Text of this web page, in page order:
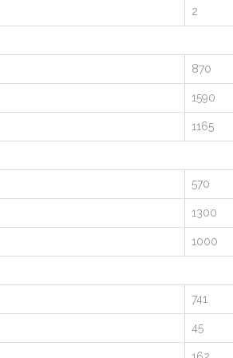
2
870
1590
1165
570
1300
1000
741
45